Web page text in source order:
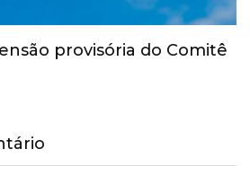
provisória do Comitê